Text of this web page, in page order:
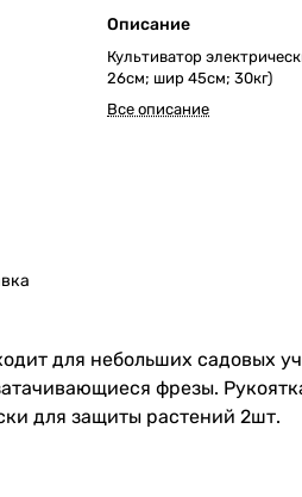
Описание
Культиватор
26см; шир 45см; 30кг)
Все описание
для небольших садовых
фрезы.
для защиты растений 2шт.